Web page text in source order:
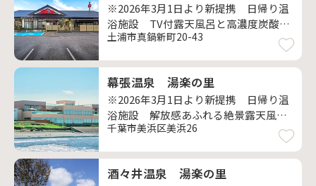
※2026年3月1日より新提携 日帰り温
浴施設 TV付露天風呂と高濃度炭酸泉
がオススメ！
土浦市真鍋新町20-43
幕張温泉 湯楽の里
※2026年3月1日より新提携 日帰り温
浴施設 解放感あふれる絶景露天風呂
でリラックス
千葉市美浜区美浜26
酒々井温泉 湯楽の里